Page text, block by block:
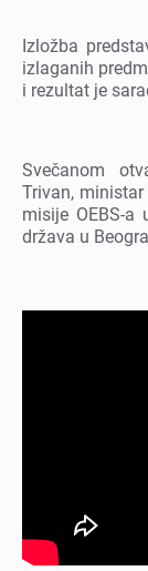
Izložba
izlaganih
i rеzultat jе
Svеčanom
Trivan,
misijе OEBS-
država u